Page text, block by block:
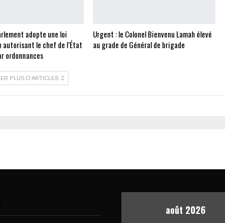
adopte une loi
autorisant le chef de l’État
ordonnances
Urgent : le Colonel Bienvenu Lamah élevé
au grade de Général de brigade
PLUS D'ARTICLES
août 2026